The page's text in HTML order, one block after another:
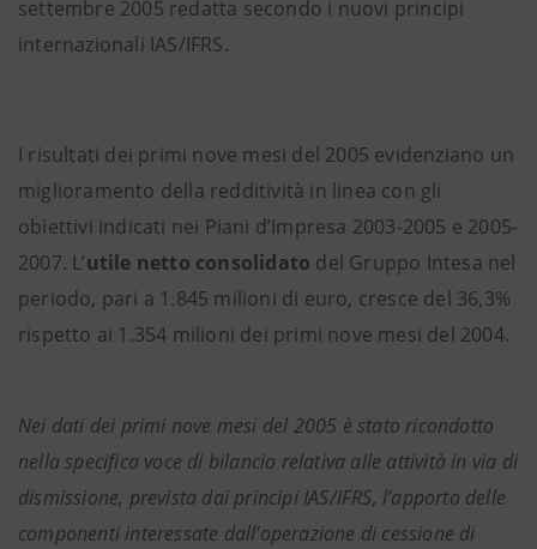
settembre 2005 redatta secondo i nuovi principi
internazionali IAS/IFRS.
I risultati dei primi nove mesi del 2005 evidenziano un
miglioramento della redditività in linea con gli
obiettivi indicati nei Piani d’Impresa 2003-2005 e 2005-
2007. L’utile netto consolidato del Gruppo Intesa nel
periodo, pari a 1.845 milioni di euro, cresce del 36,3%
rispetto ai 1.354 milioni dei primi nove mesi del 2004.
Nei dati dei primi nove mesi del 2005 è stato ricondotto
nella specifica voce di bilancio relativa alle attività in via di
dismissione, prevista dai principi IAS/IFRS, l’apporto delle
componenti interessate dall’operazione di cessione di